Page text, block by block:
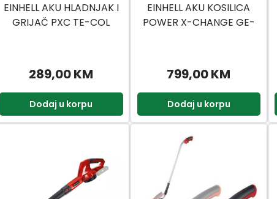
EINHELL AKU HLADNJAK I
GRIJAČ PXC TE-COL
289,00 KM
Dodaj u korpu
EINHELL AKU KOSILICA
POWER X-CHANGE GE-
799,00 KM
Dodaj u korpu